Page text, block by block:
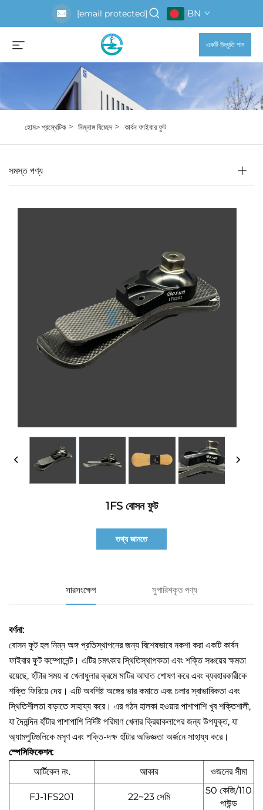
[email protected] BN
একটি উদ্ধৃতি পান
হোম>প্রস্থেটিক> নিম্নাঙ্গ বিচ্ছেদ> কার্বন ফাইবার ফুট
সমস্ত পণ্য
1FS বোসন ফুট
তথ্য জানতে
সারসংক্ষেপ সুপারিশকৃত পণ্য
বর্ণনা:
বোসন ফুট হল নিম্ন অঙ্গ প্রতিস্থাপনের জন্য বিশেষভাবে নকশা করা একটি কার্বন
ফাইবার ফুট কম্পোনেন্ট। এটির চমৎকার স্থিতিস্থাপকতা এবং শক্তি সঞ্চয়ের ক্ষমতা
রয়েছে, হাঁটার সময় বা খেলাধুলার ক্রমে মাটির আঘাত শোষণ করে এবং ব্যবহারকারীকে
শক্তি ফিরিয়ে দেয়। এটি অবশিষ্ট অঙ্গের ভার কমাতে এবং চলার স্বাভাবিকতা এবং
স্থিতিশীলতা বাড়াতে সাহায্য করে। এর গঠন হালকা হওয়ার পাশাপাশি খুব শক্তিশালী,
যা দৈনন্দিন হাঁটার পাশাপাশি নির্দিষ্ট পরিমাণ খেলার ক্রিয়াকলাপের জন্য উপযুক্ত, যা
অ্যামপুটিগুলিকে মসৃণ এবং শক্তি-দক্ষ হাঁটার অভিজ্ঞতা অর্জনে সাহায্য করে।
স্পেসিফিকেশন:
আর্টিকেল নং.
আকার ওজনের সীমা
FJ-1FS201 22~23 সেমি
50 কেজি/110
পাউন্ড